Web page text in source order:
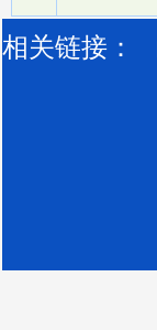
相关链接：